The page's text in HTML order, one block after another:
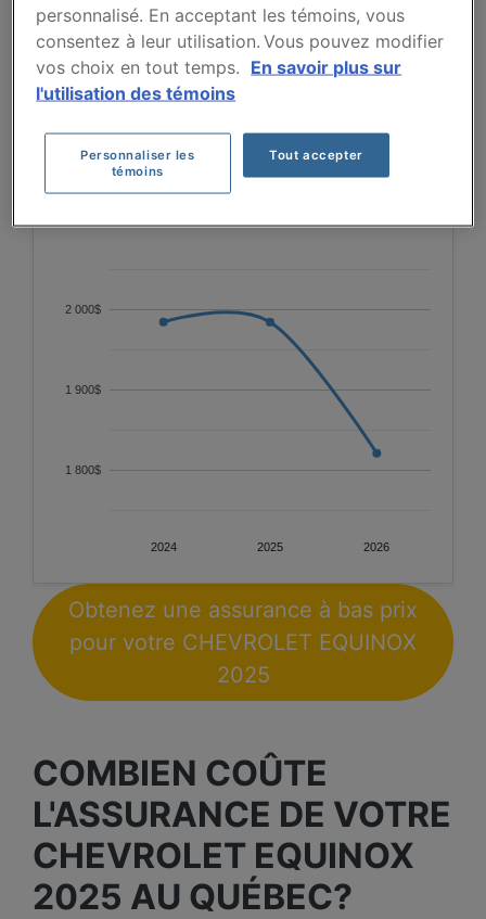
2025 (1985 $ à 1984 $). Cette tendance suggère
une stabilisation des coûts d'assurance pour ce
modèle.
Pour trouver la meilleur assurance pour votre
véhicule CHEVROLET EQUINOX 2025, il est plus
important que jamais de comparer les options
disponibles.
2024 2025 2026
1 800$
1 900$
2 000$
Obtenez une assurance à bas prix
pour votre CHEVROLET EQUINOX
2025
COMBIEN COÛTE
L'ASSURANCE DE VOTRE
CHEVROLET EQUINOX
2025 AU QUÉBEC?
personnalisé. En acceptant les témoins, vous
consentez à leur utilisation. Vous pouvez modifier
vos choix en tout temps. En savoir plus sur
l'utilisation des témoins
Personnaliser les
témoins
Tout accepter